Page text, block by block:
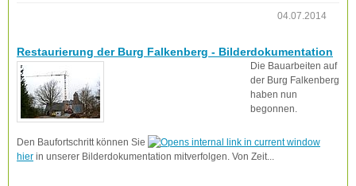
04.07.2014
Restaurierung der Burg Falkenberg - Bilderdokumentation
Die Bauarbeiten auf
der Burg Falkenberg
haben nun
begonnen.
Den Baufortschritt können Sie
hier in unserer Bilderdokumentation mitverfolgen. Von Zeit...